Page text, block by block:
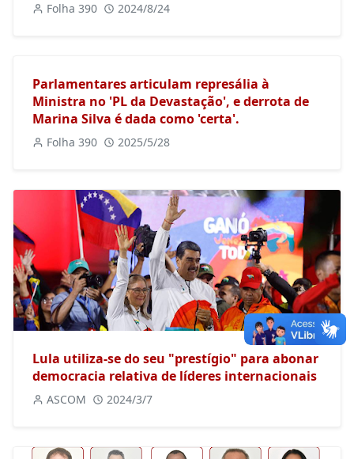
Folha 390 2024/8/24
Parlamentares articulam represália à
Ministra no 'PL da Devastação', e derrota de
Marina Silva é dada como 'certa'.
Folha 390 2025/5/28
Lula utiliza-se do seu "prestígio" para abonar
democracia relativa de líderes internacionais
ASCOM 2024/3/7